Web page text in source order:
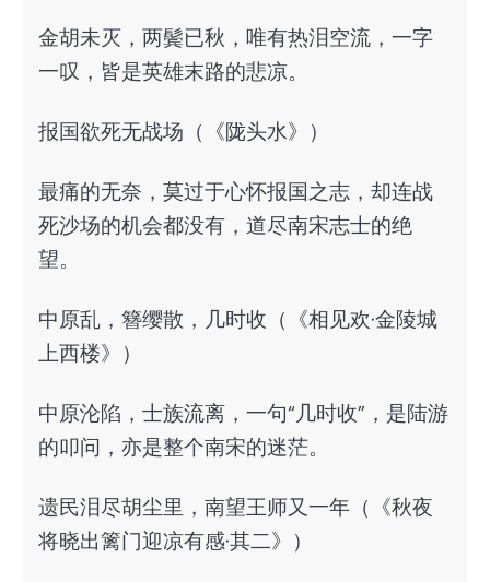
金胡未灭，两鬓已秋，唯有热泪空流，一字
一叹，皆是英雄末路的悲凉。
报国欲死无战场（《陇头水》）
最痛的无奈，莫过于心怀报国之志，却连战
死沙场的机会都没有，道尽南宋志士的绝
望。
中原乱，簪缨散，几时收（《相见欢·金陵城
上西楼》）
中原沦陷，士族流离，一句“几时收”，是陆游
的叩问，亦是整个南宋的迷茫。
遗民泪尽胡尘里，南望王师又一年（《秋夜
将晓出篱门迎凉有感·其二》）